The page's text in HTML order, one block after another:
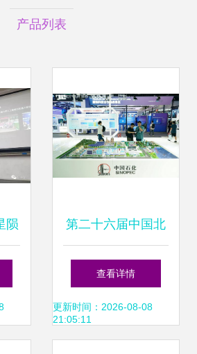
产品列表
陨 第二十六届中国北
京国际科技产业博
览会开幕 聚焦信息
查看详情
更新时间：2026-08-08
21:05:11